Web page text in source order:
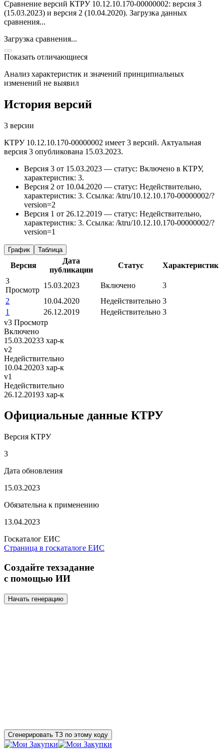
Сравнение версий КТРУ 10.12.10.170-00000002: версия 3
(15.03.2023) и версия 2 (10.04.2020). Загрузка данных
сравнения...
Загрузка сравнения...
Показать отличающиеся
Анализ характеристик и значений принципиальных
изменений не выявил
История версий
3 версии
КТРУ 10.12.10.170-00000002 имеет 3 версий. Актуальная
версия 3 опубликована 15.03.2023.
Версия 3 от 15.03.2023 — статус: Включено в КТРУ,
характеристик: 3.
Версия 2 от 10.04.2020 — статус: Недействительно,
характеристик: 3. Ссылка: /ktru/10.12.10.170-00000002/?
version=2
Версия 1 от 26.12.2019 — статус: Недействительно,
характеристик: 3. Ссылка: /ktru/10.12.10.170-00000002/?
version=1
График Таблица
Версия
Дата
публикации
Статус
Характеристик
3
Просмотр
15.03.2023 Включено
3
2
10.04.2020 Недействительно 3
1
26.12.2019 Недействительно 3
v3 Просмотр
Включено
15.03.20233 хар-к
v2
Недействительно
10.04.20203 хар-к
v1
Недействительно
26.12.20193 хар-к
Официальные данные КТРУ
Версия КТРУ
3
Дата обновления
15.03.2023
Обязательна к применению
13.04.2023
Госкаталог ЕИС
Страница в госкаталоге ЕИС
Создайте техзадание
с помощью ИИ
Начать генерацию
Сгенерировать ТЗ по этому коду